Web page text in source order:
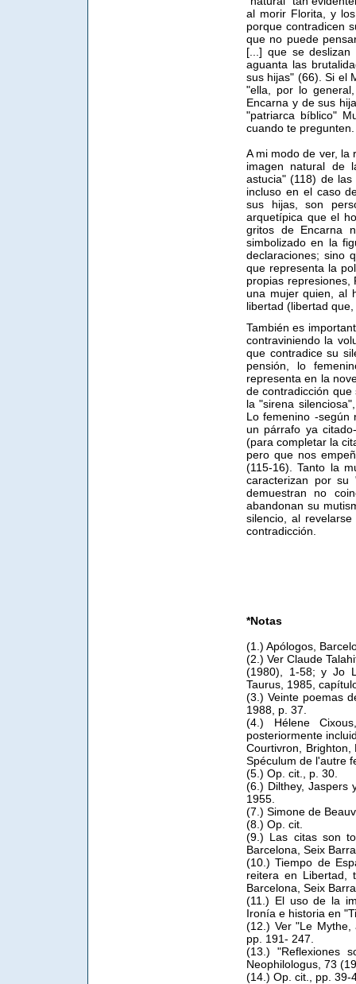
al morir Florita, y
porque contradicen
que no puede
[...] que se
aguanta las
sus hijas" (66). Si el
"ella, por lo
Encarna y de sus
"patriarca bíblico"
cuando te
A mi modo de ver, la
imagen natural de
astucia" (118) de
incluso en el caso
sus hijas, son
arquetípica que el
gritos de Encarna
simbolizado en la
declaraciones; sino
que representa la
propias represiones,
una mujer quien, al
libertad (libertad
También es
contraviniendo la
que contradice su
pensión, lo
representa en la
de contradicción
la "sirena
Lo femenino -
un párrafo ya
(para completar la
pero que nos
(115-16). Tanto la
caracterizan por su
demuestran no
abandonan su
silencio, al
contradicción.
*Notas
(1.) Apólogos,
(2.) Ver Claude
(1980), 1-58; y Jo
Taurus, 1985,
(3.) Veinte poemas
1988, p. 37.
(4.) Hélene
posteriormente
Courtivron,
Spéculum de l'autre
(5.) Op. cit., p. 30.
(6.) Dilthey, Jaspers
1955.
(7.) Simone de
(8.) Op. cit.
(9.) Las citas son
Barcelona, Seix
(10.) Tiempo de
reitera en Libertad,
Barcelona, Seix
(11.) El uso de la
Ironía e historia en
(12.) Ver "Le Mythe,
pp. 191- 247.
(13.) "Reflexiones
Neophilologus, 73
(14.) Op. cit., pp. 39-